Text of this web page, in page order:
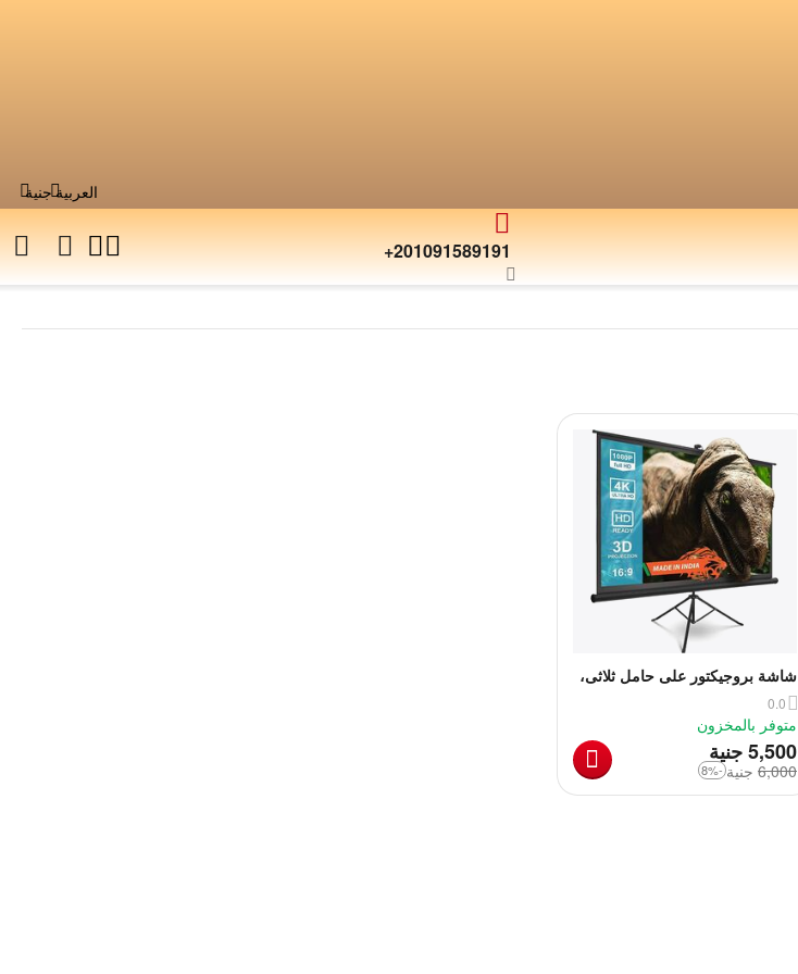
جنيةالعربية
+201091589191
شاشة بروجيكتور على حامل ثلاثى،
244 × 244 سم
0.0
متوفر بالمخزون
جنية5,500
جنية 6,000
-8%